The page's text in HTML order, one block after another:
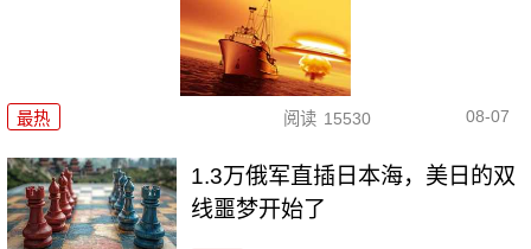
最热 阅读 15530 08-07
1.3万俄军直插日本海，美日的双
线噩梦开始了